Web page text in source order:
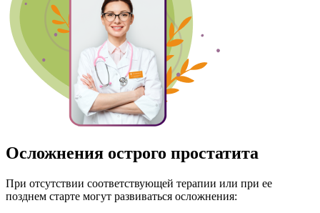
Осложнения острого простатита
При отсутствии соответствующей терапии или при ее
позднем старте могут развиваться осложнения: